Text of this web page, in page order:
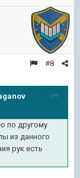
#8
по другому
из данного
рук есть